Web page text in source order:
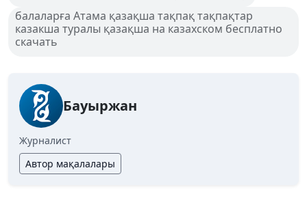
балаларға Атама қазақша тақпақ тақпақтар
казакша туралы қазақша на казахском бесплатно
скачать
Бауыржан
Журналист
Автор мақалалары